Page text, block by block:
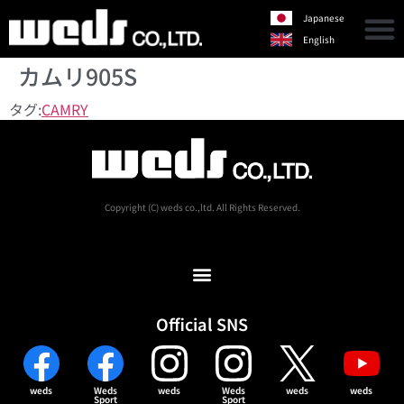
Japanese
English
カムリ905S
タグ:CAMRY
Copyright (C) weds co.,ltd. All Rights Reserved.
Official SNS
weds Weds
Sport
weds Weds
Sport
weds weds